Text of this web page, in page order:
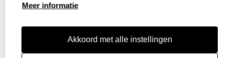
Instructie voor
Aanleverspecificaties
Safety Sheets
Meer informatie
Akkoord met alle instellingen